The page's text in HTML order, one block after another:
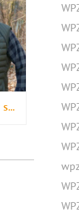
FÖRSTER JÖRG HELMKER BEENDET SEINEN FORSTDIENST